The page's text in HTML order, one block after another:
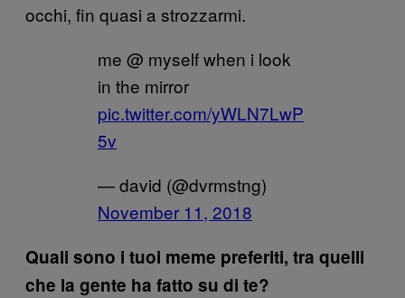
occhi, fin quasi a strozzarmi.
me @ myself when i look
in the mirror
pic.twitter.com/yWLN7LwP
5v
— david (@dvrmstng)
November 11, 2018
Quali sono i tuoi meme preferiti, tra quelli
che la gente ha fatto su di te?